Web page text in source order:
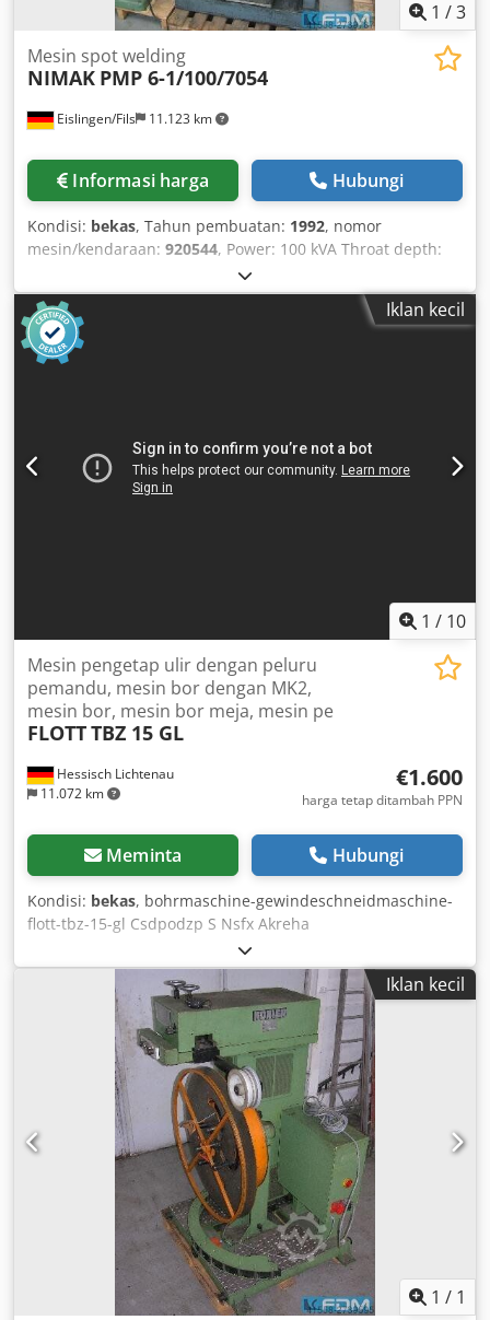
Or do you want to sell yours? For further information or
contact options, please visit our website.
1 /3
Eislingen/Fils 11.123 km
Mesin spot welding
NIMAK PMP 6-1/100/7054
Informasi harga Hubungi
Kondisi: bekas, Tahun pembuatan: 1992, nomor
mesin/kendaraan: 920544, Power: 100 kVA Throat depth:
280 mm Power at 50% duty cycle: 100 kVA Pressing force:
1.1 t Stroke: 100 mm Table size: 180 x 170 mm Control
system: MPS-29-K-S-R Total power requirement: 279 kW
Machine weight approx.: 1.3 t Required space approx.: 1.4
x 1.15 x 2.1 m Spot welding machine with Nimak
Iklan kecil
1 / 10
Hessisch Lichtenau
11.072 km
Mesin pengetap ulir dengan peluru
pemandu, mesin bor dengan MK2,
mesin bor, mesin bor meja, mesin pe
FLOTTTBZ 15 GL
€1.600
harga tetap ditambah PPN
Meminta Hubungi
Kondisi: bekas, bohrmaschine-gewindeschneidmaschine-
flott-tbz-15-gl Csdpodzp S Nsfx Akreha
Iklan kecil
1 / 1